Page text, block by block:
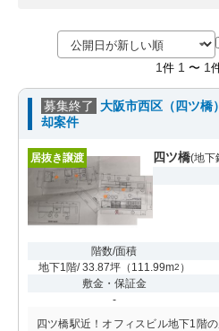
1 件 1 〜 1
募集終了
大阪市西区（四ツ橋
却案件
居抜き譲渡 四ツ橋(地下
階数/面積
地下1階/ 33.87坪（ 111.99m2 ）
敷金・保証金
-
四ツ橋駅近！オフィスビル地下1階